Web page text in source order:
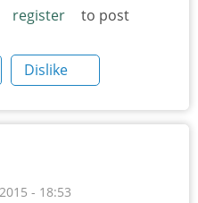
register
to post
Dislike
- 18:53